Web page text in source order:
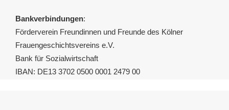
Bankverbindungen:
Förderverein Freundinnen und Freunde des Kölner
Frauengeschichtsvereins e.V.
Bank für Sozialwirtschaft
IBAN: DE13 3702 0500 0001 2479 00